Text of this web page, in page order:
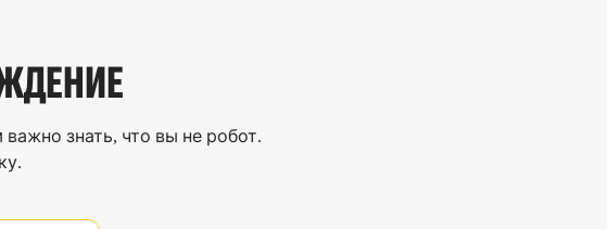
знать, что вы не робот.